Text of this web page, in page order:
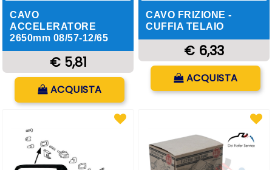
CAVO
ACCELERATORE
2650mm 08/57-12/65
€ 5,81
ACQUISTA
CAVO FRIZIONE -
CUFFIA TELAIO
€ 6,33
ACQUISTA